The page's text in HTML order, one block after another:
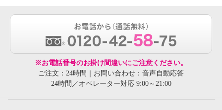
※お電話番号のお掛け間違いにご注意ください。
ご注文：24時間｜お問い合わせ：音声自動応答
24時間／オペレーター対応 9:00～21:00